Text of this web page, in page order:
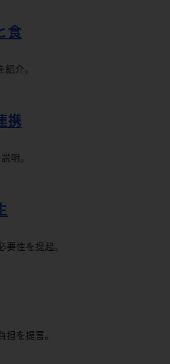
食
介。
携
明。
要性を提起。
担を提言。